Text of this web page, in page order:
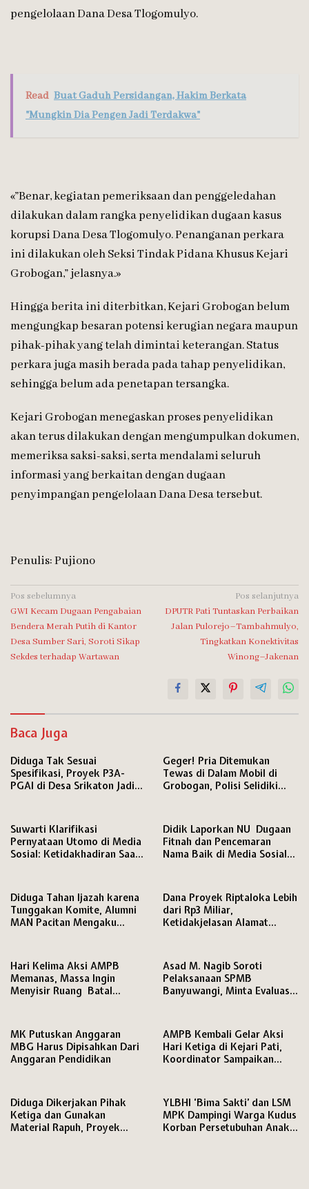
pengelolaan Dana Desa Tlogomulyo.
Read Buat Gaduh Persidangan, Hakim Berkata
"Mungkin Dia Pengen Jadi Terdakwa"
«”Benar, kegiatan pemeriksaan dan penggeledahan
dilakukan dalam rangka penyelidikan dugaan kasus
korupsi Dana Desa Tlogomulyo. Penanganan perkara
ini dilakukan oleh Seksi Tindak Pidana Khusus Kejari
Grobogan,” jelasnya.»
Hingga berita ini diterbitkan, Kejari Grobogan belum
mengungkap besaran potensi kerugian negara maupun
pihak-pihak yang telah dimintai keterangan. Status
perkara juga masih berada pada tahap penyelidikan,
sehingga belum ada penetapan tersangka.
Kejari Grobogan menegaskan proses penyelidikan
akan terus dilakukan dengan mengumpulkan dokumen,
memeriksa saksi-saksi, serta mendalami seluruh
informasi yang berkaitan dengan dugaan
penyimpangan pengelolaan Dana Desa tersebut.
Penulis: Pujiono
Navigasi
pos
Pos sebelumnya
GWI Kecam Dugaan Pengabaian
Bendera Merah Putih di Kantor
Desa Sumber Sari, Soroti Sikap
Sekdes terhadap Wartawan
Pos selanjutnya
DPUTR Pati Tuntaskan Perbaikan
Jalan Pulorejo–Tambahmulyo,
Tingkatkan Konektivitas
Winong–Jakenan
Baca Juga
Diduga Tak Sesuai
Spesifikasi, Proyek P3A-
PGAI di Desa Srikaton Jadi
Geger! Pria Ditemukan
Tewas di Dalam Mobil di
Grobogan, Polisi Selidiki
Suwarti Klarifikasi
Pernyataan Utomo di Media
Sosial: Ketidakhadiran Saat
Didik Laporkan NU Dugaan
Fitnah dan Pencemaran
Nama Baik di Media Sosial
Diduga Tahan Ijazah karena
Tunggakan Komite, Alumni
MAN Pacitan Mengaku
Dana Proyek Riptaloka Lebih
dari Rp3 Miliar,
Ketidakjelasan Alamat
Hari Kelima Aksi AMPB
Memanas, Massa Ingin
Menyisir Ruang Batal
Asad M. Nagib Soroti
Pelaksanaan SPMB
Banyuwangi, Minta Evaluasi
MK Putuskan Anggaran
MBG Harus Dipisahkan Dari
Anggaran Pendidikan
AMPB Kembali Gelar Aksi
Hari Ketiga di Kejari Pati,
Koordinator Sampaikan
Diduga Dikerjakan Pihak
Ketiga dan Gunakan
Material Rapuh, Proyek
YLBHI ‘Bima Sakti’ dan LSM
MPK Dampingi Warga Kudus
Korban Persetubuhan Anak